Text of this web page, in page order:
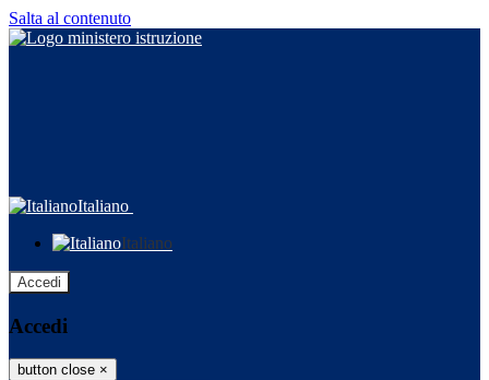
Salta al contenuto
Italiano
Italiano
Accedi
Accedi
button close ×